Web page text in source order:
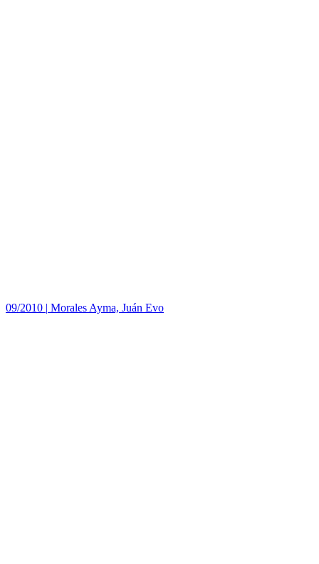
09/2010 | Morales Ayma, Juán Evo